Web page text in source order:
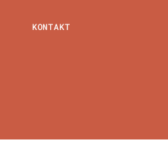
KONTAKT